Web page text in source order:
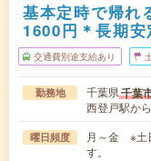
基本定時で帰れ
1600円＊長期安
交通費別途支給あり
勤務地 千葉県千葉
西登戸駅か
曜日頻度
月～金 ※土
す。